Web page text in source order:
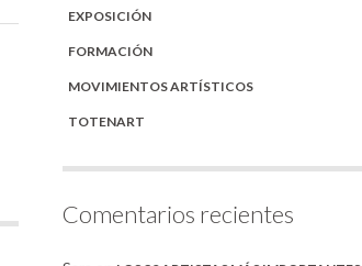
EXPOSICIÓN
FORMACIÓN
MOVIMIENTOS ARTÍSTICOS
TOTENART
Comentarios recientes